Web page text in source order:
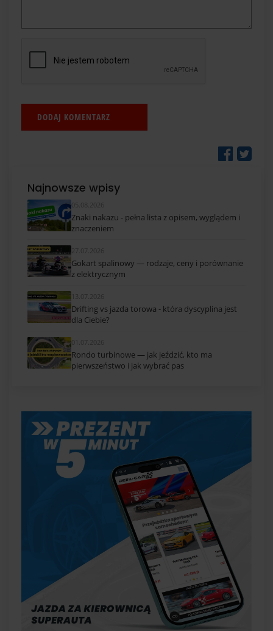
Najnowsze wpisy
05.08.2026
Znaki nakazu - pełna lista z opisem, wyglądem i
znaczeniem
27.07.2026
Gokart spalinowy — rodzaje, ceny i porównanie
z elektrycznym
13.07.2026
Drifting vs jazda torowa - która dyscyplina jest
dla Ciebie?
01.07.2026
Rondo turbinowe — jak jeździć, kto ma
pierwszeństwo i jak wybrać pas